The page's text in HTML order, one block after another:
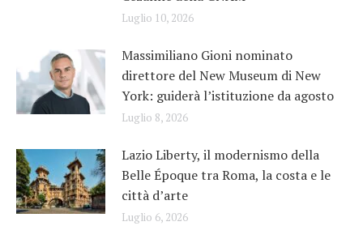
Luglio 10, 2026
Massimiliano Gioni nominato
direttore del New Museum di New
York: guiderà l’istituzione da agosto
Luglio 8, 2026
Lazio Liberty, il modernismo della
Belle Époque tra Roma, la costa e le
città d’arte
Luglio 6, 2026